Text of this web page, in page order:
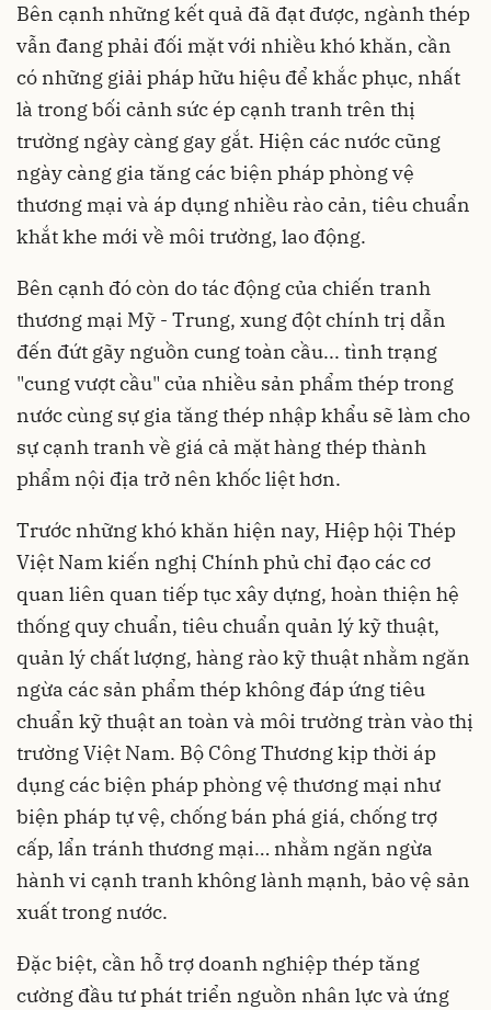
Bên cạnh những kết quả đã đạt được, ngành thép
vẫn đang phải đối mặt với nhiều khó khăn, cần
có những giải pháp hữu hiệu để khắc phục, nhất
là trong bối cảnh sức ép cạnh tranh trên thị
trường ngày càng gay gắt. Hiện các nước cũng
ngày càng gia tăng các biện pháp phòng vệ
thương mại và áp dụng nhiều rào cản, tiêu chuẩn
khắt khe mới về môi trường, lao động.
Bên cạnh đó còn do tác động của chiến tranh
thương mại Mỹ - Trung, xung đột chính trị dẫn
đến đứt gãy nguồn cung toàn cầu... tình trạng
"cung vượt cầu" của nhiều sản phẩm thép trong
nước cùng sự gia tăng thép nhập khẩu sẽ làm cho
sự cạnh tranh về giá cả mặt hàng thép thành
phẩm nội địa trở nên khốc liệt hơn.
Trước những khó khăn hiện nay, Hiệp hội Thép
Việt Nam kiến nghị Chính phủ chỉ đạo các cơ
quan liên quan tiếp tục xây dựng, hoàn thiện hệ
thống quy chuẩn, tiêu chuẩn quản lý kỹ thuật,
quản lý chất lượng, hàng rào kỹ thuật nhằm ngăn
ngừa các sản phẩm thép không đáp ứng tiêu
chuẩn kỹ thuật an toàn và môi trường tràn vào thị
trường Việt Nam. Bộ Công Thương kịp thời áp
dụng các biện pháp phòng vệ thương mại như
biện pháp tự vệ, chống bán phá giá, chống trợ
cấp, lẩn tránh thương mại… nhằm ngăn ngừa
hành vi cạnh tranh không lành mạnh, bảo vệ sản
xuất trong nước.
Đặc biệt, cần hỗ trợ doanh nghiệp thép tăng
cường đầu tư phát triển nguồn nhân lực và ứng